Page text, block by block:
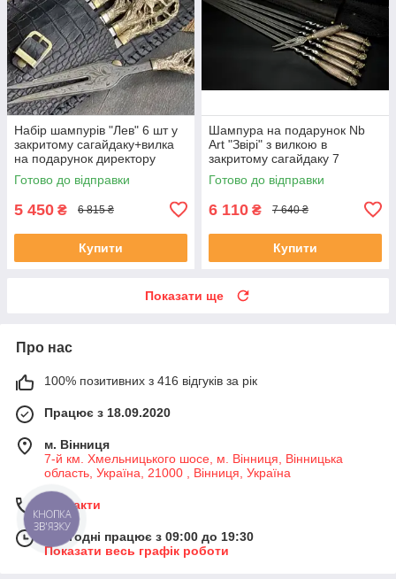
Набір шампурів "Лев" 6 шт у
закритому сагайдаку+вилка
на подарунок директору
Готово до відправки
5 450 ₴ 6 815 ₴
Купити
Шампура на подарунок Nb
Art "Звірі" з вилкою в
закритому сагайдаку 7
предметів
Готово до відправки
6 110 ₴ 7 640 ₴
Купити
Показати ще
Про нас
100% позитивних з 416 відгуків за рік
Працює з 18.09.2020
м. Вінниця
7-й км. Хмельницького шосе, м. Вінниця, Вінницька
область, Україна, 21000 , Вінниця, Україна
Контакти
Сьогодні працює з 09:00 до 19:30
Показати весь графік роботи
КНОПКА
ЗВ'ЯЗКУ